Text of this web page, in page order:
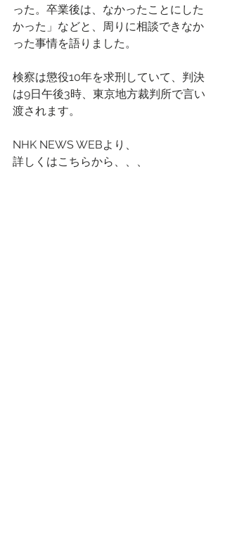
った。卒業後は、なかったことにした
かった」などと、周りに相談できなか
った事情を語りました。
検察は懲役10年を求刑していて、判決
は9日午後3時、東京地方裁判所で言い
渡されます。
NHK NEWS WEBより、
詳しくはこちらから、、、